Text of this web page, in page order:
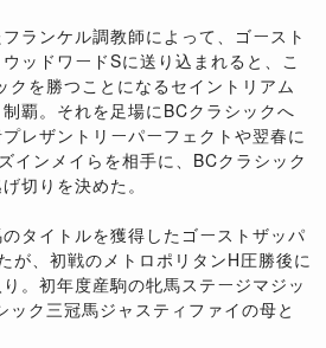
ランケル調教師によって、ゴースト
ッドワードSに送り込まれると、こ
クを勝つことになるセイントリアム
覇。それを足場にBCクラシックへ
レザントリーパーフェクトや翌春に
インメイらを相手に、BCクラシック
切りを決めた。
タイトルを獲得したゴーストザッパ
が、初戦のメトロポリタンH圧勝後に
。初年度産駒の牝馬ステージマジッ
ク三冠馬ジャスティファイの母と